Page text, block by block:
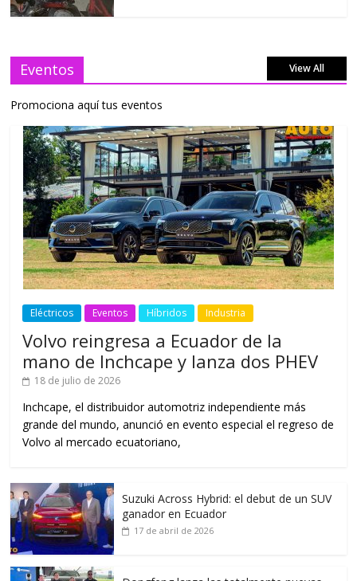
Eventos View All
Promociona aquí tus eventos
Eléctricos Eventos Híbridos Industria
Volvo reingresa a Ecuador de la
mano de Inchcape y lanza dos PHEV
18 de julio de 2026
Inchcape, el distribuidor automotriz independiente más
grande del mundo, anunció en evento especial el regreso de
Volvo al mercado ecuatoriano,
Suzuki Across Hybrid: el debut de un SUV
ganador en Ecuador
17 de abril de 2026